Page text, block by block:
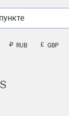
RUB GBP